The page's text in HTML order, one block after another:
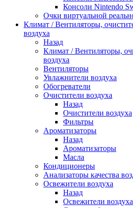
Консоли Nintendo
Очки виртуальной
Климат / Вентиляторы,
воздуха
Назад
Климат / Вентиляторы,
воздуха
Вентиляторы
Увлажнители воздуха
Обогреватели
Очистители воздуха
Назад
Очистители воздуха
Фильтры
Ароматизаторы
Назад
Ароматизаторы
Масла
Кондиционеры
Анализаторы качества
Освежители воздуха
Назад
Освежители воздуха